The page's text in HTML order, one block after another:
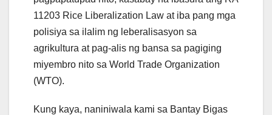
11203 Rice Liberalization Law at iba pang mga
polisiya sa ilalim ng leberalisasyon sa
agrikultura at pag-alis ng bansa sa pagiging
miyembro nito sa World Trade Organization
(WTO).
Kung kaya, naniniwala kami sa Bantay Bigas